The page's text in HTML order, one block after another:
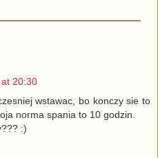
20:30
wstawac, bo konczy sie to
norma spania to 10 godzin.
:)